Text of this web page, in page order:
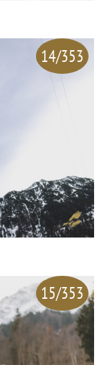
14/353
15/353